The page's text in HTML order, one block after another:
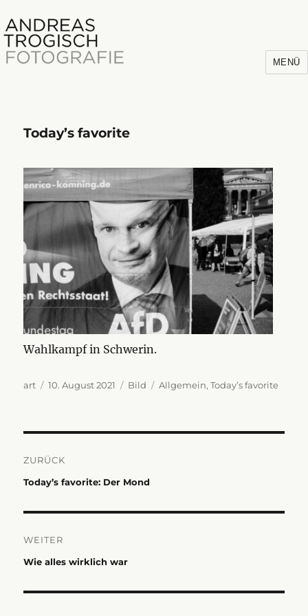
Andreas Trogisch
MENÜ
Today’s favorite
Wahlkampf in Schwerin.
Autor
art
Veröffentlicht
10. August 2021 Format
Bild Kategorien
Allgemein,Today’s favorite
ZURÜCK
Vorheriger
Today’s favorite: Der Mond
WEITER
Nächster
Wie alles wirklich war